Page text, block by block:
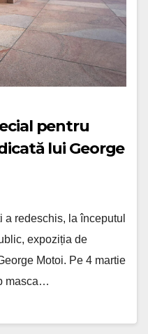
pentru
lui George
redeschis, la începutul
expoziția de
Motoi. Pe 4 martie
masca…